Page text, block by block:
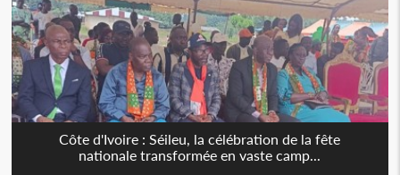
Côte d'Ivoire : Séileu, la célébration de la fête
nationale transformée en vaste camp...